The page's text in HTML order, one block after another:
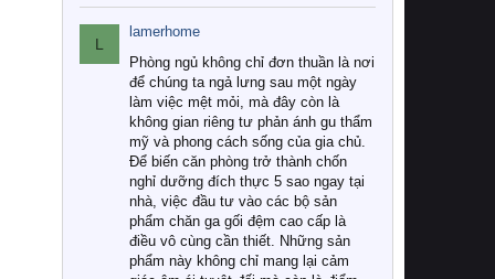
L
lamerhome
Phòng ngủ không chỉ đơn thuần là nơi
để chúng ta ngả lưng sau một ngày
làm việc mệt mỏi, mà đây còn là
không gian riêng tư phản ánh gu thẩm
mỹ và phong cách sống của gia chủ.
Để biến căn phòng trở thành chốn
nghỉ dưỡng đích thực 5 sao ngay tại
nhà, việc đầu tư vào các bộ sản
phẩm chăn ga gối đệm cao cấp là
điều vô cùng cần thiết. Những sản
phẩm này không chỉ mang lại cảm